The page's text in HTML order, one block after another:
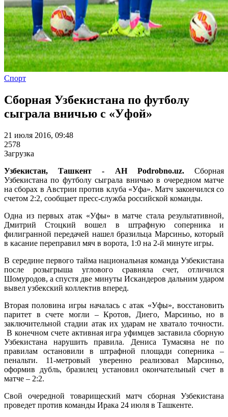
Спорт
Сборная Узбекистана по футболу
сыграла вничью с «Уфой»
21 июля 2016, 09:48
2578
Загрузка
Узбекистан, Ташкент - АН Podrobno.uz.Сборная
Узбекистана по футболу сыграла вничью в очередном матче
на сборах в Австрии против клуба «Уфа». Матч закончился со
счетом 2:2, сообщает пресс-служба российской команды.
Одна из первых атак «Уфы» в матче стала результативной,
Дмитрий Стоцкий вошел в штрафную соперника и
филигранной передачей нашел бразильца Марсиньо, который
в касание переправил мяч в ворота, 1:0 на 2-й минуте игры.
В середине первого тайма национальная команда Узбекистана
после розыгрыша углового сравняла счет, отличился
Шомуродов, а спустя две минуты Искандеров дальним ударом
вывел узбекский коллектив вперед.
Вторая половина игры началась с атак «Уфы», восстановить
паритет в счете могли – Кротов, Диего, Марсиньо, но в
заключительной стадии атак их ударам не хватало точности.
В конечном счете активная игра уфимцев заставила сборную
Узбекистана нарушить правила. Дениса Тумасяна не по
правилам остановили в штрафной площади соперника –
пенальти. 11-метровый уверенно реализовал Марсиньо,
оформив дубль, бразилец установил окончательный счет в
матче – 2:2.
Свой очередной товарищеский матч сборная Узбекистана
проведет против команды Ирака 24 июля в Ташкенте.